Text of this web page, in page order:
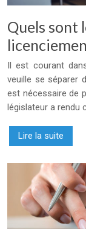
Quels sont
Il est courant
veuille se séparer
est nécessaire de
législateur a rendu
Lire la suite